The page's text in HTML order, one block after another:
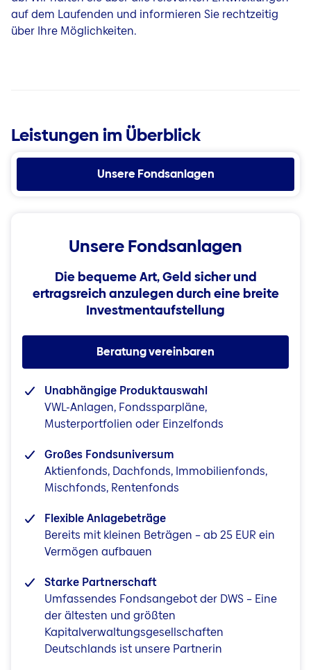
auf dem Laufenden und informieren Sie rechtzeitig
über Ihre Möglichkeiten.
Leistungen im Überblick
Unsere Fondsanlagen
Unsere Fondsanlagen
Die bequeme Art, Geld sicher und
ertragsreich anzulegen durch eine breite
Investmentaufstellung
Beratung vereinbaren
Unabhängige Produktauswahl
VWL-Anlagen, Fondssparpläne,
Musterportfolien oder Einzelfonds
Großes Fondsuniversum
Aktienfonds, Dachfonds, Immobilienfonds,
Mischfonds, Rentenfonds
Flexible Anlagebeträge
Bereits mit kleinen Beträgen – ab 25 EUR ein
Vermögen aufbauen
Starke Partnerschaft
Umfassendes Fondsangebot der DWS – Eine
der ältesten und größten
Kapitalverwaltungsgesellschaften
Deutschlands ist unsere Partnerin